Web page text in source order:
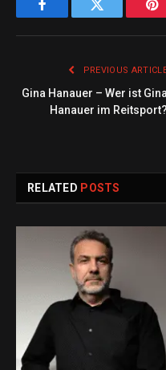
FacebookTwitter
PREVIOUS
Gina Hanauer – Wer ist Gina
Hanauer im Reitsport?
RELATED POSTS